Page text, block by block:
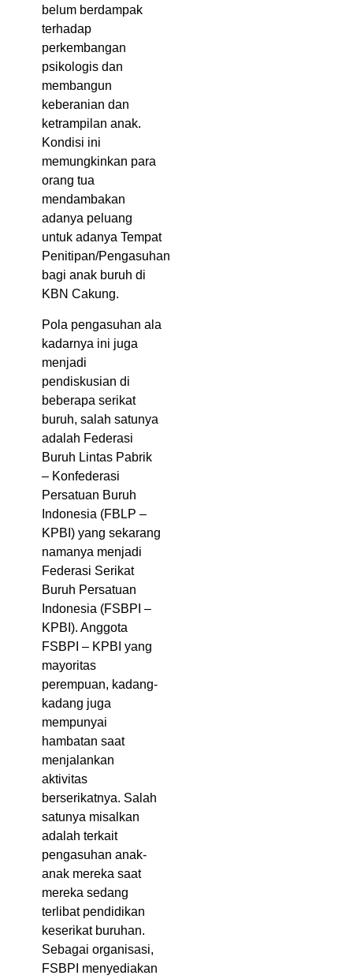
belum berdampak
terhadap
perkembangan
psikologis dan
membangun
keberanian dan
ketrampilan anak.
Kondisi ini
memungkinkan para
orang tua
mendambakan
adanya peluang
untuk adanya Tempat
Penitipan/Pengasuhan
bagi anak buruh di
KBN Cakung.
Pola pengasuhan ala
kadarnya ini juga
menjadi
pendiskusian di
beberapa serikat
buruh, salah satunya
adalah Federasi
Buruh Lintas Pabrik
– Konfederasi
Persatuan Buruh
Indonesia (FBLP –
KPBI) yang sekarang
namanya menjadi
Federasi Serikat
Buruh Persatuan
Indonesia (FSBPI –
KPBI). Anggota
FSBPI – KPBI yang
mayoritas
perempuan, kadang-
kadang juga
mempunyai
hambatan saat
menjalankan
aktivitas
berserikatnya. Salah
satunya misalkan
adalah terkait
pengasuhan anak-
anak mereka saat
mereka sedang
terlibat pendidikan
keserikat buruhan.
Sebagai organisasi,
FSBPI menyediakan